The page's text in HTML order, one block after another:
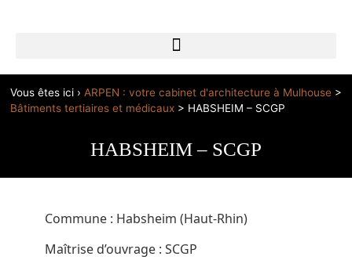
Vous êtes ici › ARPEN : votre cabinet d'architecture à Mulhouse >
Bâtiments tertiaires et médicaux > HABSHEIM – SCGP
HABSHEIM – SCGP
Commune : Habsheim (Haut-Rhin)
Maîtrise d’ouvrage : SCGP